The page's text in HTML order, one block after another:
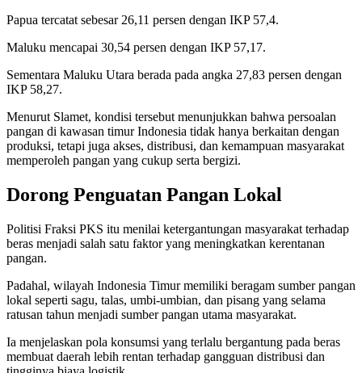
Papua tercatat sebesar 26,11 persen dengan IKP 57,4.
Maluku mencapai 30,54 persen dengan IKP 57,17.
Sementara Maluku Utara berada pada angka 27,83 persen dengan
IKP 58,27.
Menurut Slamet, kondisi tersebut menunjukkan bahwa persoalan
pangan di kawasan timur Indonesia tidak hanya berkaitan dengan
produksi, tetapi juga akses, distribusi, dan kemampuan masyarakat
memperoleh pangan yang cukup serta bergizi.
Dorong Penguatan Pangan Lokal
Politisi Fraksi PKS itu menilai ketergantungan masyarakat terhadap
beras menjadi salah satu faktor yang meningkatkan kerentanan
pangan.
Padahal, wilayah Indonesia Timur memiliki beragam sumber pangan
lokal seperti sagu, talas, umbi-umbian, dan pisang yang selama
ratusan tahun menjadi sumber pangan utama masyarakat.
Ia menjelaskan pola konsumsi yang terlalu bergantung pada beras
membuat daerah lebih rentan terhadap gangguan distribusi dan